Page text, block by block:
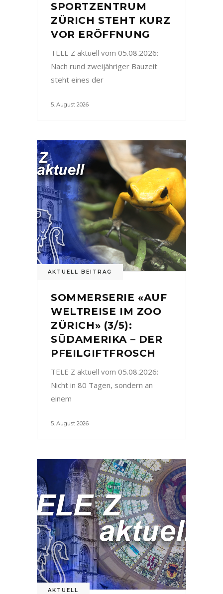
SPORTZENTRUM
ZÜRICH STEHT KURZ
VOR ERÖFFNUNG
TELE Z aktuell vom 05.08.2026:
Nach rund zweijähriger Bauzeit
steht eines der
5. August 2026
AKTUELL BEITRAG
SOMMERSERIE «AUF
WELTREISE IM ZOO
ZÜRICH» (3/5):
SÜDAMERIKA – DER
PFEILGIFTFROSCH
TELE Z aktuell vom 05.08.2026:
Nicht in 80 Tagen, sondern an
einem
5. August 2026
AKTUELL